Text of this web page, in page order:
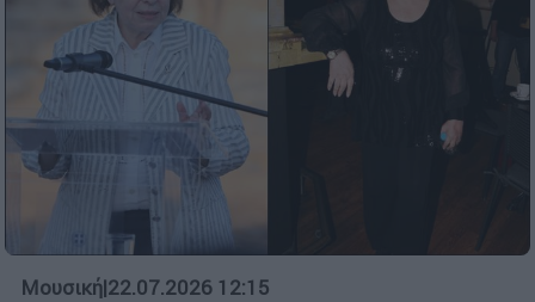
Μουσική|22.07.2026 12:15